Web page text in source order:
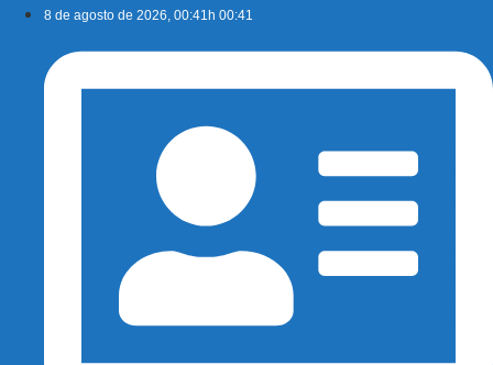
conteúdo
8 de agosto de 2026, 00:41h 00:41